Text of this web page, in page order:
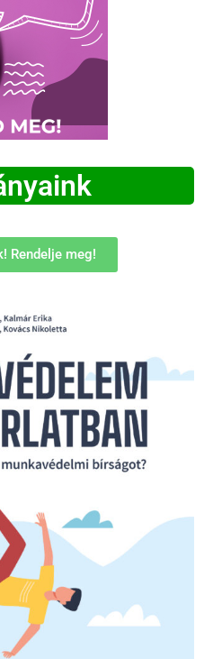
Rendelje meg!